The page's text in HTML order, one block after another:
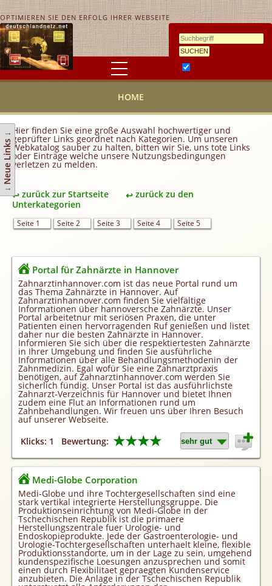
OPTIMIEREN SIE DEN ERFOLG IHRER WEBSEITE
AGB
Link hinzufügen
Eintrag ändern
Werbedienstleistungen
Partner
Homepageerstellung
Webkatalog
Linkaufbau
Sonderangebot
HOME
Hier finden Sie eine große Auswahl hochwertiger und
geprüfter Links geordnet nach Kategorien. Um unseren
Webkatalog sauber zu halten, bitten wir Sie, uns tote Links
oder Einträge welche unsere Nutzungsbedingungen
verletzen zu melden.
zurück zur Startseite
zurück zu den
Unterkategorien
Seite 1 Seite 2 Seite 3 Seite 4 Seite 5
Portal für Zahnärzte in Hannover
Zahnarztinhannover.com ist das neue Portal rund um
das Thema Zahnärzte in Hannover. Auf
Zahnarztinhannover.com finden Sie vielfältige
Informationen über hannoversche Zahnärzte. Unser
Portal arbeitetnur mit seriösen Praxen, die unter
Patienten einen hervorragenden Ruf genießen und listet
daher nur die besten Zahnärzte in Hannover.
Informieren Sie sich über die respektiertesten Zahnärzte
in Ihrer Umgebung und finden Sie ausführliche
Informationen über alle Behandlungsmethodenin der
Zahnmedizin. Egal wofür Sie eine Zahnarztpraxis
benötigen, auf Zahnarztinhannover.com werden Sie
sicherlich fündig. Unser Portal ist das ausführlichste
Zahnarzt-Verzeichnis für Hannover und bietet Ihnen
zudem eine Flut an Informationen rund um
Zahnbehandlungen. Wir freuen uns über Ihren Besuch
auf unserer Webseite.
Klicks: 1
Bewertung: ★★★★
Medi-Globe Corporation
Medi-Globe und ihre Tochtergesellschaften sind eine
stark vertikal integrierte Herstellungsgruppe. Die
Produktionseinrichtung von Medi-Globe in der
Tschechischen Republik ist die primaere
Herstellungszentrale fuer Urologie- und
Endoskopieprodukte. Jede der Gastroenterologie- und
Urologie-Tochtergesellschaften unterhaelt kleine, flexible
Produktionsstandorte, um in der Lage zu sein, umgehend
kundenspezifische Loesungen anzusprechen und somit
einen durch Flexibilitaet gepraegten Kundenservice
anzubieten. Die Anlage in der Tschechischen Republik
↓ Neue Links ↓